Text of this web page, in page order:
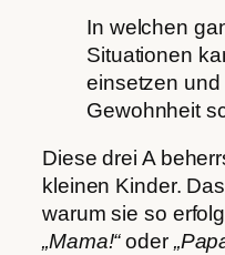
In welchen
Situationen
einsetzen
Gewohnheit
Diese drei A
kleinen Kinder.
warum sie so
„Mama!“oder